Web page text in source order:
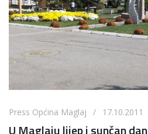
Press Općina Maglaj / 17.10.2011
U Maglaju lijep i sunčan dan